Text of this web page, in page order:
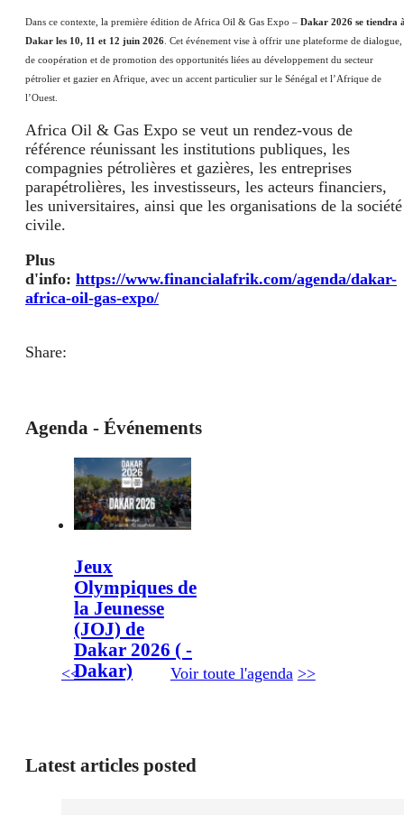
Dans ce contexte, la première édition de Africa Oil & Gas Expo – Dakar 2026 se tiendra
Dakar les 10, 11 et 12 juin 2026 . Cet événement vise à offrir une plateforme de dialogue,
de coopération et de promotion des opportunités liées au développement du secteur
pétrolier et gazier en Afrique, avec un accent particulier sur le Sénégal et l’Afrique de
l’Ouest.
Africa Oil & Gas Expo se veut un rendez-vous de
référence réunissant les institutions publiques, les
compagnies pétrolières et gazières, les entreprises
parapétrolières, les investisseurs, les acteurs financiers,
les universitaires, ainsi que les organisations de la société
civile.
Plus
d'info: https://www.financialafrik.com/agenda/dakar-
africa-oil-gas-expo/
Share:
Agenda - Événements
Jeux
Olympiques de
la Jeunesse
(JOJ) de
Dakar 2026 ( -
Dakar)
<< Voir toute l'agenda >>
Latest articles posted